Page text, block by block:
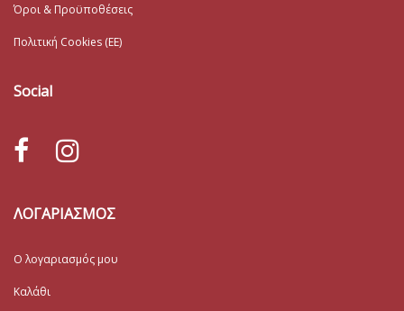
Όροι & Προϋποθέσεις
Πολιτική Cookies (ΕΕ)
Social
ΛΟΓΑΡΙΑΣΜΟΣ
Ο λογαριασμός μου
Καλάθι